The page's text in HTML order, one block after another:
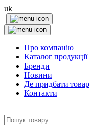
uk
Про компанію
Каталог продукції
Бренди
Новини
Де придбати товар
Контакти